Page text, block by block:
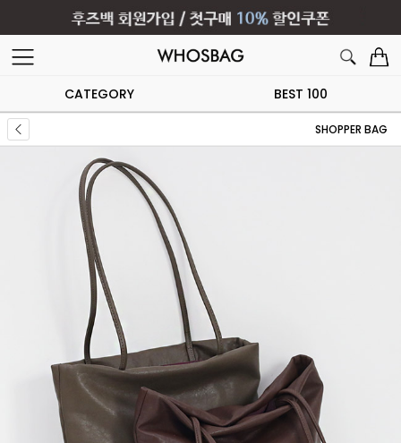
CATEGORY BEST 100
SHOPPER BAG